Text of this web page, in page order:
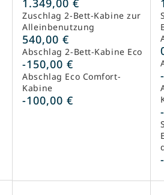
1.349,00 €
Zuschlag 2-Bett-Kabine zur
Alleinbenutzung
540,00 €
Abschlag 2-Bett-Kabine Eco
-150,00 €
Abschlag Eco Comfort-
Kabine
-100,00 €